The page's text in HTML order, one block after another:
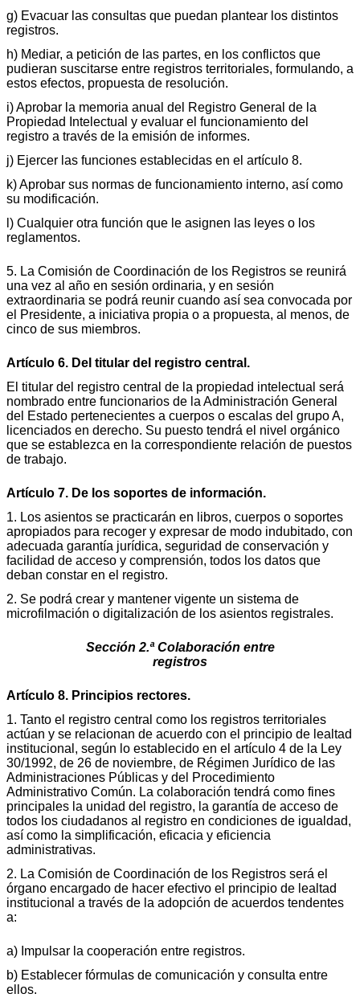
g) Evacuar las consultas que puedan plantear los distintos
registros.
h) Mediar, a petición de las partes, en los conflictos que
pudieran suscitarse entre registros territoriales, formulando, a
estos efectos, propuesta de resolución.
i) Aprobar la memoria anual del Registro General de la
Propiedad Intelectual y evaluar el funcionamiento del
registro a través de la emisión de informes.
j) Ejercer las funciones establecidas en el artículo 8.
k) Aprobar sus normas de funcionamiento interno, así como
su modificación.
l) Cualquier otra función que le asignen las leyes o los
reglamentos.
5. La Comisión de Coordinación de los Registros se reunirá
una vez al año en sesión ordinaria, y en sesión
extraordinaria se podrá reunir cuando así sea convocada por
el Presidente, a iniciativa propia o a propuesta, al menos, de
cinco de sus miembros.
Artículo 6. Del titular del registro central.
El titular del registro central de la propiedad intelectual será
nombrado entre funcionarios de la Administración General
del Estado pertenecientes a cuerpos o escalas del grupo A,
licenciados en derecho. Su puesto tendrá el nivel orgánico
que se establezca en la correspondiente relación de puestos
de trabajo.
Artículo 7. De los soportes de información.
1. Los asientos se practicarán en libros, cuerpos o soportes
apropiados para recoger y expresar de modo indubitado, con
adecuada garantía jurídica, seguridad de conservación y
facilidad de acceso y comprensión, todos los datos que
deban constar en el registro.
2. Se podrá crear y mantener vigente un sistema de
microfilmación o digitalización de los asientos registrales.
Sección 2.ª Colaboración entre
registros
Artículo 8. Principios rectores.
1. Tanto el registro central como los registros territoriales
actúan y se relacionan de acuerdo con el principio de lealtad
institucional, según lo establecido en el artículo 4 de la Ley
30/1992, de 26 de noviembre, de Régimen Jurídico de las
Administraciones Públicas y del Procedimiento
Administrativo Común. La colaboración tendrá como fines
principales la unidad del registro, la garantía de acceso de
todos los ciudadanos al registro en condiciones de igualdad,
así como la simplificación, eficacia y eficiencia
administrativas.
2. La Comisión de Coordinación de los Registros será el
órgano encargado de hacer efectivo el principio de lealtad
institucional a través de la adopción de acuerdos tendentes
a:
a) Impulsar la cooperación entre registros.
b) Establecer fórmulas de comunicación y consulta entre
ellos.